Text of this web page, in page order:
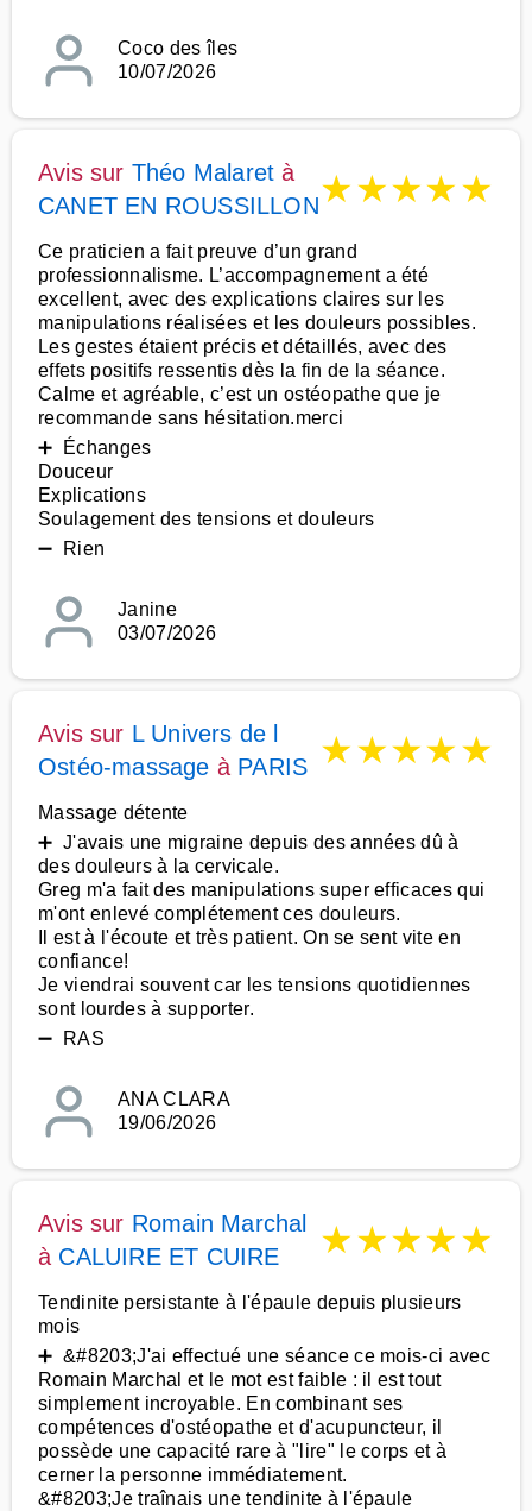
Coco des îles
10/07/2026
Avis sur Théo Malaret à
CANET EN ROUSSILLON★★★★★
Ce praticien a fait preuve d’un grand
professionnalisme. L’accompagnement a été
excellent, avec des explications claires sur les
manipulations réalisées et les douleurs possibles.
Les gestes étaient précis et détaillés, avec des
effets positifs ressentis dès la fin de la séance.
Calme et agréable, c’est un ostéopathe que je
recommande sans hésitation.merci
➕ Échanges
Douceur
Explications
Soulagement des tensions et douleurs
➖ Rien
Janine
03/07/2026
Avis sur L Univers de l
Ostéo-massage à PARIS ★★★★★
Massage détente
➕ J'avais une migraine depuis des années dû à
des douleurs à la cervicale.
Greg m'a fait des manipulations super efficaces qui
m'ont enlevé complétement ces douleurs.
Il est à l'écoute et très patient. On se sent vite en
confiance!
Je viendrai souvent car les tensions quotidiennes
sont lourdes à supporter.
➖ RAS
ANA CLARA
19/06/2026
Avis sur Romain Marchal
à CALUIRE ET CUIRE ★★★★★
Tendinite persistante à l'épaule depuis plusieurs
mois
➕ &#8203;J'ai effectué une séance ce mois-ci avec
Romain Marchal et le mot est faible : il est tout
simplement incroyable. En combinant ses
compétences d'ostéopathe et d'acupuncteur, il
possède une capacité rare à "lire" le corps et à
cerner la personne immédiatement.
&#8203;Je traînais une tendinite à l'épaule